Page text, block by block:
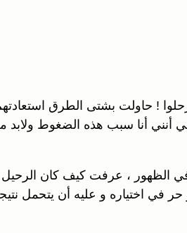
! حاولت بشتى الطرق
أنني أنا سبب هذه الضغوط
الظهور ، عرفت كيف كان الرحيل
حر في اختياره و عليه أن يتحمل